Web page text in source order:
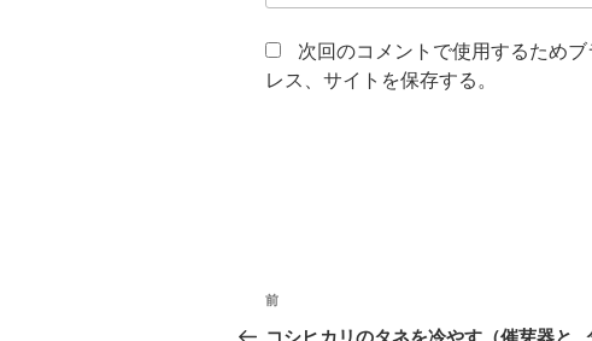
次回のコメントで使用するため
レス、サイトを保存する。
投
前
の
前